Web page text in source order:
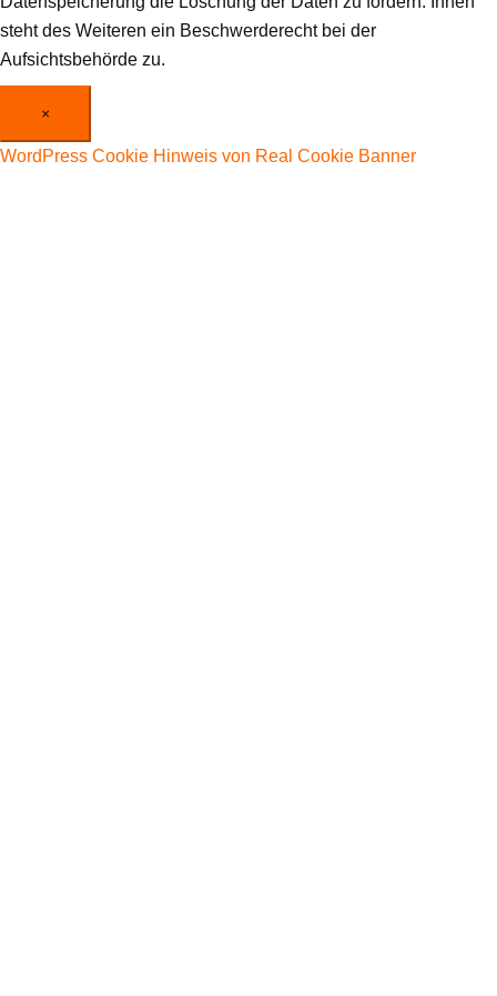
steht des Weiteren ein Beschwerderecht bei der
Aufsichtsbehörde zu.
×
WordPress Cookie Hinweis von Real Cookie Banner